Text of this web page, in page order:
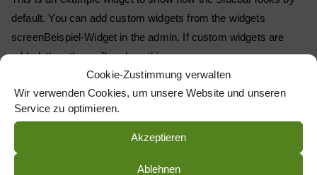
Cookie-Zustimmung verwalten
Wir verwenden Cookies, um unsere Website und unseren
Service zu optimieren.
Akzeptieren
Ablehnen
default. You can add custom widgets from the widgets
screenBeispiel-Widget in the admin. If custom widgets are
added, then they will replace this.